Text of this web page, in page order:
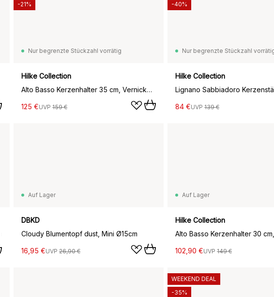
Nur begrenzte Stückzahl vorrätig
Hilke Collection
Alto Basso Kerzenhalter 35 cm, Vernickeltes Messing
125 €UVP 159 €
-21%
Nur begrenzte Stückzahl
Hilke Collection
84 €UVP 139 €
-40%
Auf Lager
DBKD
Cloudy Blumentopf dust, Mini Ø15cm
16,95 €UVP 26,90 €
Auf Lager
Hilke Collection
Alto Basso Kerzenhalter 30
102,90 €UVP 149 €
WEEKEND DEAL
-35%